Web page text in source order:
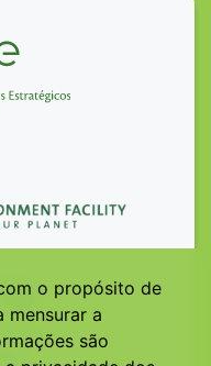
o propósito de
a
são